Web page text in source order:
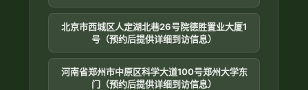
北京市西城区人定湖北巷26号院德胜置业大厦1
号（预约后提供详细到访信息）
河南省郑州市中原区科学大道100号郑州大学东
门（预约后提供详细到访信息）